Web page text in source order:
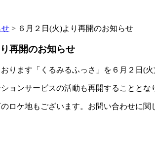
せ > ６月２日(火)より再開のお知らせ
再開のお知らせ
ります「くるみるふっさ」を６月２日(
ョンサービスの活動も再開することとな
ロケ地もございます。お問い合わせに